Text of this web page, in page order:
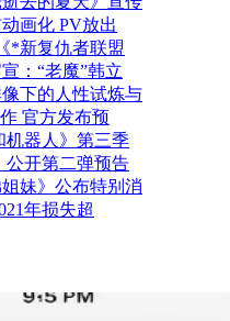
画化 PV放出
*新复仇者联盟
：“老魔”韩立
下的人性试炼与
官方发布预
机器人》第三季
公开第二弹预告
妹》公布特别消
年损失超